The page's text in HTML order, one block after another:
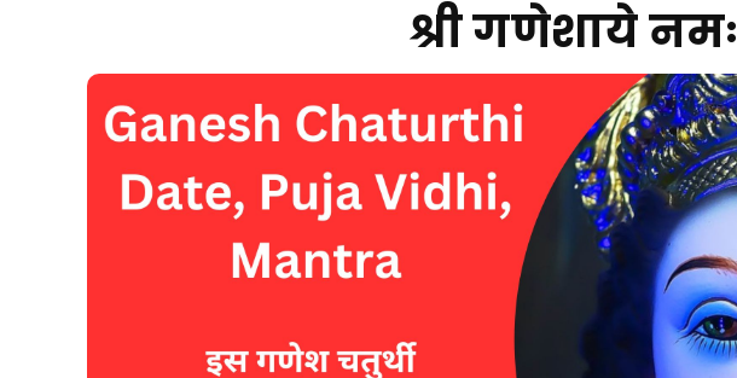
श्री गणेशाये नमः